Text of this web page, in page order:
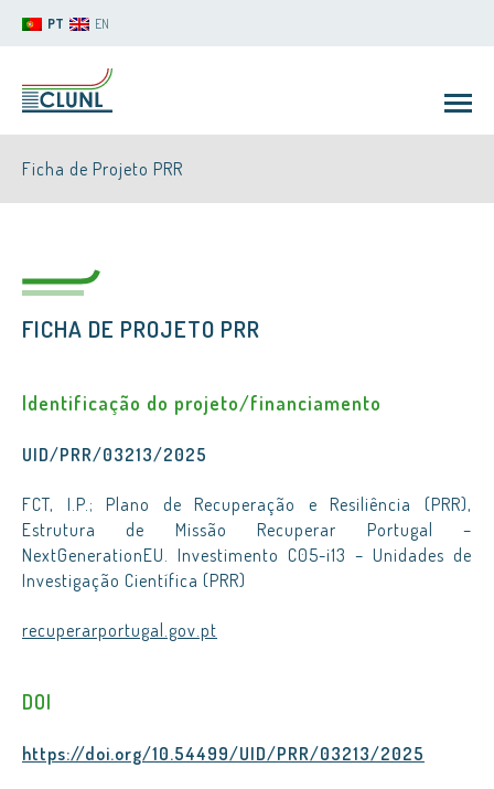
PT EN
CLUNL
Ficha de Projeto PRR
FICHA DE PROJETO PRR
Identificação do projeto/financiamento
UID/PRR/03213/2025
FCT, I.P.; Plano de Recuperação e Resiliência (PRR),
Estrutura de Missão Recuperar Portugal –
NextGenerationEU. Investimento C05-i13 – Unidades de
Investigação Científica (PRR)
recuperarportugal.gov.pt
DOI
https://doi.org/10.54499/UID/PRR/03213/2025